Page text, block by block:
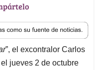
”, el excontralor Carlos
jueves 2 de octubre